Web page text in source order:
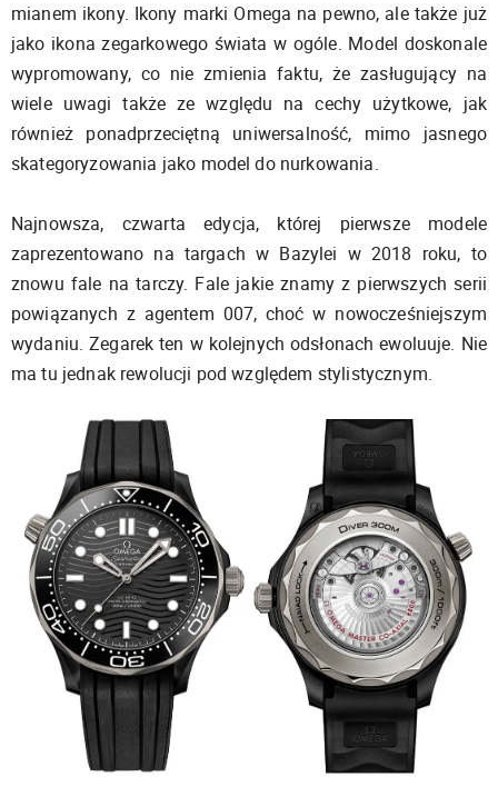
mianem ikony. Ikony marki Omega na pewno, ale także już
jako ikona zegarkowego świata w ogóle. Model doskonale
wypromowany, co nie zmienia faktu, że zasługujący na
wiele uwagi także ze względu na cechy użytkowe, jak
również ponadprzeciętną uniwersalność, mimo jasnego
skategoryzowania jako model do nurkowania.
Najnowsza, czwarta edycja, której pierwsze modele
zaprezentowano na targach w Bazylei w 2018 roku, to
znowu fale na tarczy. Fale jakie znamy z pierwszych serii
powiązanych z agentem 007, choć w nowocześniejszym
wydaniu. Zegarek ten w kolejnych odsłonach ewoluuje. Nie
ma tu jednak rewolucji pod względem stylistycznym.